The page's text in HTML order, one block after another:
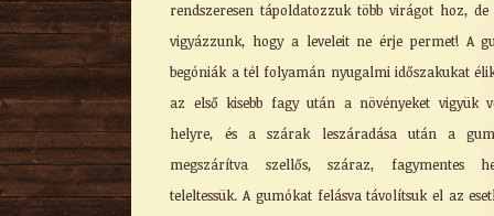
rendszeresen tápoldatozzuk több virágot hoz,
vigyázzunk, hogy a leveleit ne érje permet! A
begóniák a tél folyamán nyugalmi időszakukat
az első kisebb fagy után a növényeket vigyük
helyre, és a szárak leszáradása után a
megszárítva szellős, száraz, fagymentes
teleltessük. A gumókat felásva távolítsuk el az